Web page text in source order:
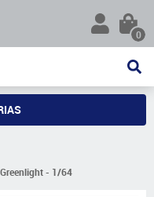
0
- 1/64